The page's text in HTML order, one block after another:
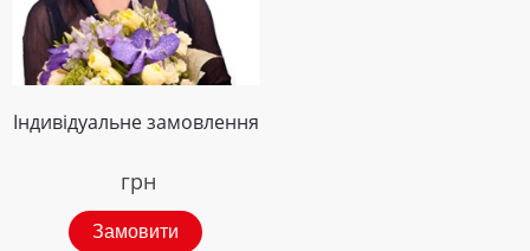
Індивідуальне замовлення
грн
Замовити